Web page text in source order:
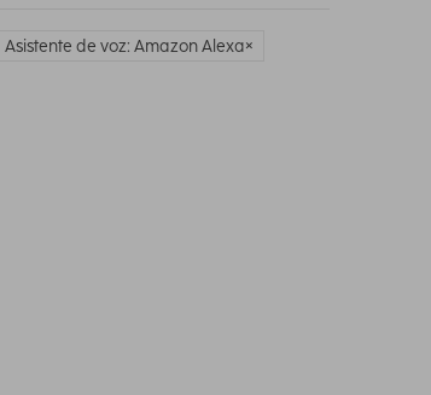
Asistente de voz: Amazon Alexa